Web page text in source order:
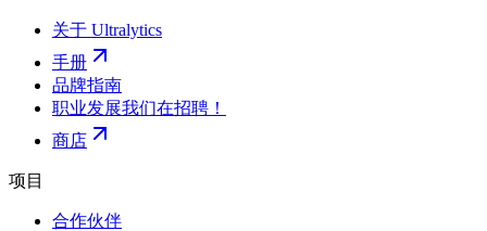
关于 Ultralytics
手册
品牌指南
职业发展我们在招聘！
商店
项目
合作伙伴